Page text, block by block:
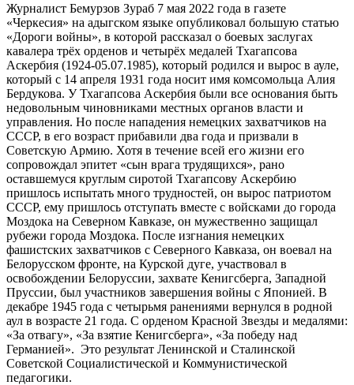
Журналист Бемурзов Зураб 7 мая 2022 года в газете
«Черкесия» на адыгском языке опубликовал большую статью
«Дороги войны», в которой рассказал о боевых заслугах
кавалера трёх орденов и четырёх медалей Тхагапсова
Аскербия (1924-05.07.1985), который родился и вырос в ауле,
который с 14 апреля 1931 года носит имя комсомольца Алия
Бердукова. У Тхагапсова Аскербия были все основания быть
недовольным чиновниками местных органов власти и
управления. Но после нападения немецких захватчиков на
СССР, в его возраст прибавили два года и призвали в
Советскую Армию. Хотя в течение всей его жизни его
сопровождал эпитет «сын врага трудящихся», рано
оставшемуся круглым сиротой Тхагапсову Аскербию
пришлось испытать много трудностей, он вырос патриотом
СССР, ему пришлось отступать вместе с войсками до города
Моздока на Северном Кавказе, он мужественно защищал
рубежи города Моздока. После изгнания немецких
фашистских захватчиков с Северного Кавказа, он воевал на
Белорусском фронте, на Курской дуге, участвовал в
освобождении Белоруссии, захвате Кенигсберга, Западной
Пруссии, был участников завершения войны с Японией. В
декабре 1945 года с четырьмя ранениями вернулся в родной
аул в возрасте 21 года. С орденом Красной Звезды и медалями:
«За отвагу», «За взятие Кенигсберга», «За победу над
Германией». Это результат Ленинской и Сталинской
Советской Социалистической и Коммунистической
педагогики.